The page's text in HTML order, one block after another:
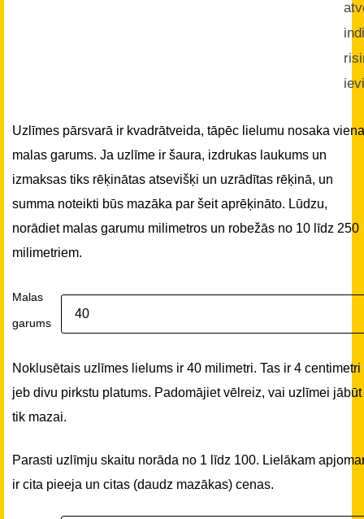
Uzlīmes pārsvarā ir kvadrātveida, tāpēc lielumu nosaka
malas garums. Ja uzlīme ir šaura, izdrukas laukums un
izmaksas tiks rēķinātas atsevišķi un uzrādītas rēķinā, un
summa noteikti būs mazāka par šeit aprēķināto. Lūdzu,
norādiet malas garumu milimetros un robežās no 10 līdz 250
milimetriem.
Malas
garums
Noklusētais uzlīmes lielums ir 40 milimetri. Tas ir 4 centimetri
jeb divu pirkstu platums. Padomājiet vēlreiz, vai uzlīmei jābūt
tik mazai.
Parasti uzlīmju skaitu norāda no 1 līdz 100. Lielākam
ir cita pieeja un citas (daudz mazākas) cenas.